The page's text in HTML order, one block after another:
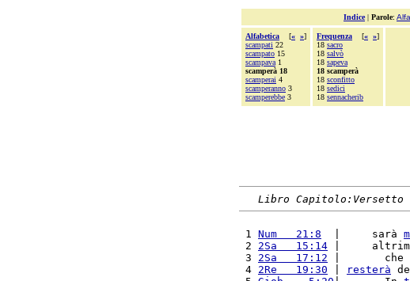
Indice| Parole:
Alfabetica [« »]
scampati 22
scampato 15
scampava 1
scamperà 18
scamperai 4
scamperanno 3
scamperebbe 3
Frequenza [« »]
18 sacro
18 salvò
18 sapeva
18 scamperà
18 sconfitto
18 sedici
18 sennacherib
Libro Capitolo:Versetto
1 Num   21:8
  |     sarà
2 2Sa   15:14 |
3 2Sa   17:12 |       che
4 2Re   19:30 resterà